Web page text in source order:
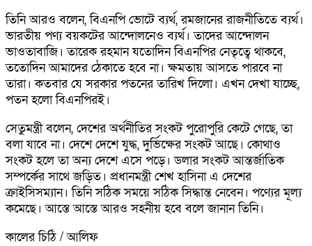
তিনি আরও বলেন, বিএনপি ভোটে ব্যর্থ, রমজানের রাজনীতিতে ব্যর্থ।
ভারতীয় পণ্য বয়কটের আন্দোলনেও ব্যর্থ। তাদের আন্দোলন
ভাওতাবাজি। তারেক রহমান যতোদিন বিএনপির নেতৃত্বে থাকবে,
ততোদিন আমাদের ঠেকাতে হবে না। ক্ষমতায় আসতে পারবে না
তারা। কতবার যে সরকার পতনের তারিখ দিলো। এখন দেখা যাচ্ছে,
পতন হলো বিএনপিরই।
সেতুমন্ত্রী বলেন, দেশের অর্থনীতির সংকট পুরোপুরি কেটে গেছে, তা
বলা যাবে না। দেশে দেশে যুদ্ধ, দুর্ভিক্ষের সংকট আছে। কোথাও
সংকট হলে তা অন্য দেশে এসে পড়ে। ডলার সংকট আন্তর্জাতিক
সম্পর্কের সাথে জড়িত। প্রধানমন্ত্রী শেখ হাসিনা এ দেশের
ক্রাইসিসম্যান। তিনি সঠিক সময়ে সঠিক সিদ্ধান্ত নেবেন। পণ্যের মূল্য
কমেছে। আস্তে আস্তে আরও সহনীয় হবে বলে জানান তিনি।
কালের চিঠি / আলিফ